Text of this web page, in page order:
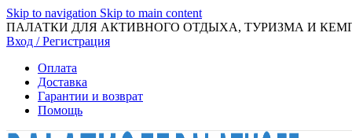
Skip to navigation Skip to main content
ПАЛАТКИ ДЛЯ АКТИВНОГО ОТДЫХА, ТУРИЗМА И
Вход / Регистрация
Оплата
Доставка
Гарантии и возврат
Помощь